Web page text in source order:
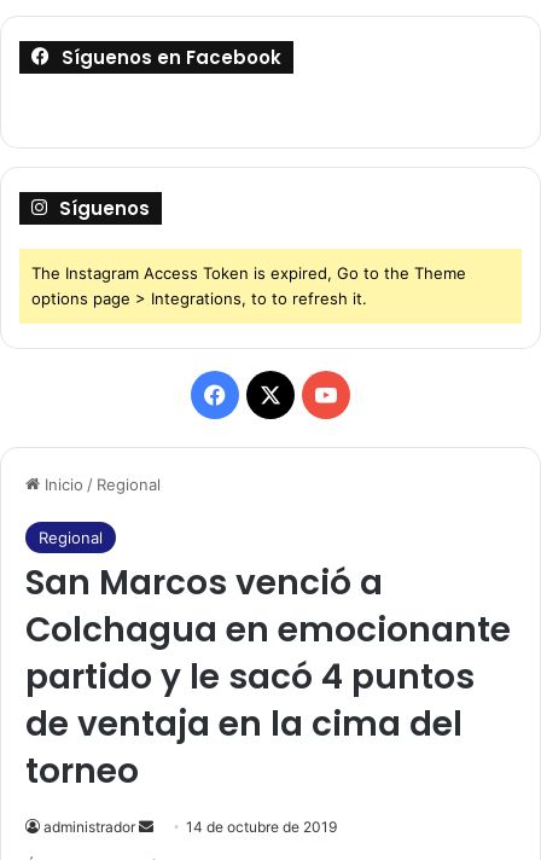
Inicio / Regional
Regional
San Marcos venció a
Colchagua en emocionante
partido y le sacó 4 puntos
de ventaja en la cima del
torneo
administrador
e
14 de octubre de 2019
Síguenos en Facebook
Síguenos
The Instagram Access Token is expired, Go to the Theme
options page > Integrations, to to refresh it.
F
a
b
o
o
k
X
Y
o
u
b
e